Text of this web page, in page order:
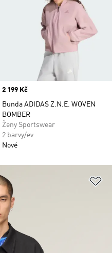
Price
2 199 Kč
Bunda ADIDAS Z.N.E. WOVEN
BOMBER
Ženy Sportswear
2 barvy/ev
Nové